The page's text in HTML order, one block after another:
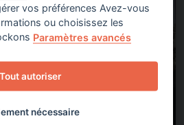
vos préférences Avez-vous
ou choisissez les
Paramètres avancés
Tout autoriser
nécessaire